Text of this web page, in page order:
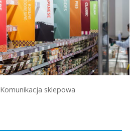
Komunikacja sklepowa